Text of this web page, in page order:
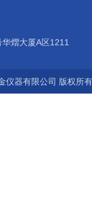
熠大厦A区1211
仪器有限公司 版权所